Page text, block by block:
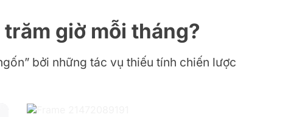
giờ mỗi tháng?
bởi những tác vụ thiếu tính chiến lược